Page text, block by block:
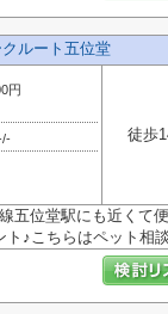
ルート五位堂
円
徒歩
位堂駅にも近くて
ト♪こちらはペット相